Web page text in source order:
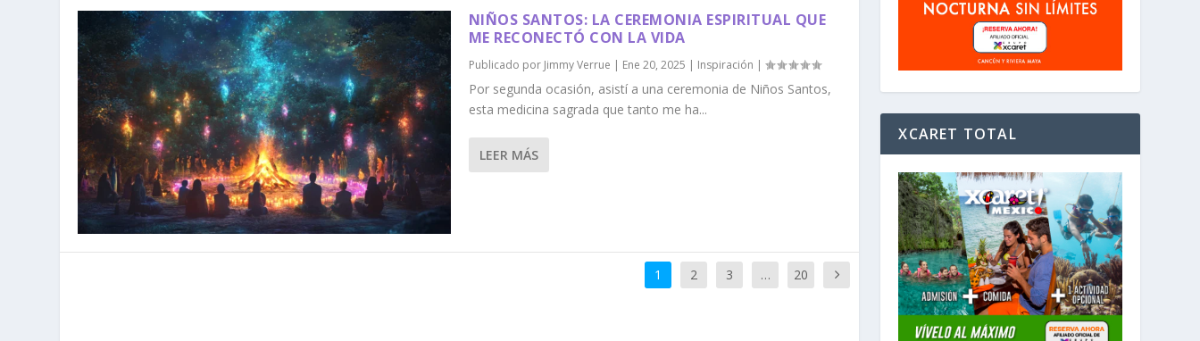
NIÑOS SANTOS: LA CEREMONIA ESPIRITUAL QUE
ME RECONECTÓ CON LA VIDA
Publicado por Jimmy Verrue | Ene 20, 2025 | Inspiración |
Por segunda ocasión, asistí a una ceremonia de Niños Santos,
esta medicina sagrada que tanto me ha...
LEER MÁS
1 2 3 … 20
XCARET TOTAL